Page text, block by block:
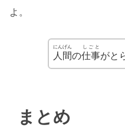
よ。
人間
にんげん
の仕事
しごと
がと
まとめ